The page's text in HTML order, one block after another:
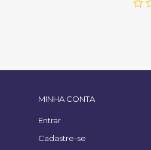
MINHA CONTA
Entrar
Cadastre-se